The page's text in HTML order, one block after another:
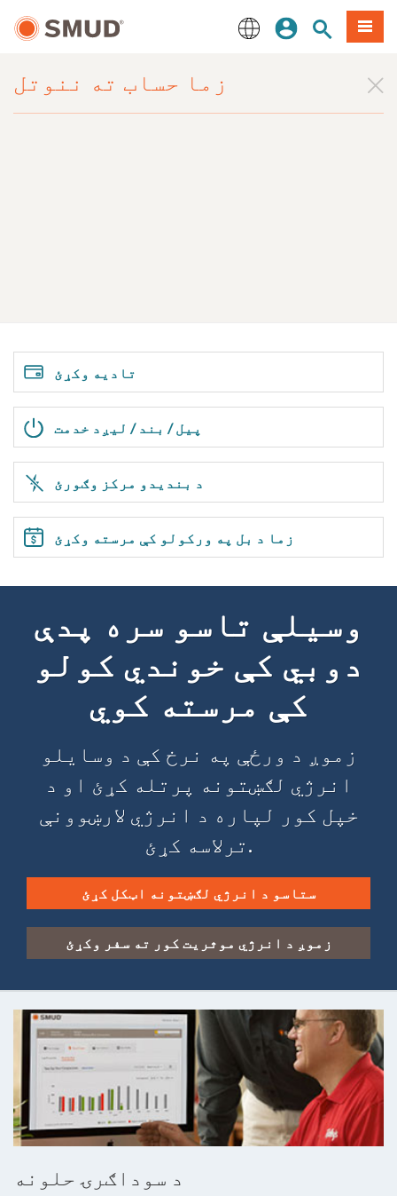
منځپانګې
شئ
ننوزئ
زما حساب ته ننوتل
سایټ لټون
مینو
تادیه وکړئ
پیل / بند / لیږد خدمت
د بندیدو مرکز وګورئ
زما د بل په ورکولو کې مرسته وکړئ
وسیلې تاسو سره پدې
دوبي کې خوندي کولو
کې مرسته کوي
زموږ د ورځې په نرخ کې د وسایلو
انرژي لګښتونه پرتله کړئ او د
خپل کور لپاره د انرژي لارښوونې
ترلاسه کړئ.
ستاسو د انرژي لګښتونه اټکل کړئ
زموږ د انرژي موثریت کور ته سفر وکړئ
د سوداګرۍ حلونه